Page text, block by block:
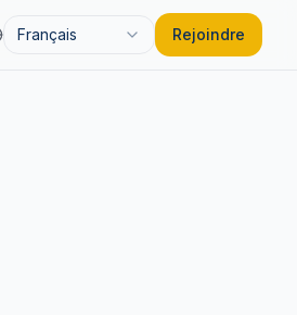
Français Rejoindre